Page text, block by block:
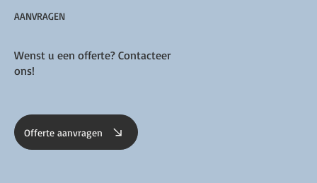
AANVRAGEN
Wenst u een offerte? Contacteer
ons!
Offerte aanvragen